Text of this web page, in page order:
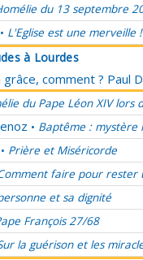
du 13 septembre
• L'Eglise est une merveille !
à Lourdes
comment ? Paul
du Pape Léon XIV lors
• Baptême : mystère
• Prière et Miséricorde
faire pour rester
et sa dignité
François 27/68
la guérison et les